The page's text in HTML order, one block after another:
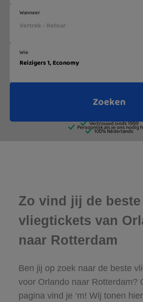
Zo vind jij de beste
vliegtickets van
naar Rotterdam
Ben jij op zoek naar de beste
voor Orlando naar Rotterdam?
pagina vind je ‘m! Wij tonen